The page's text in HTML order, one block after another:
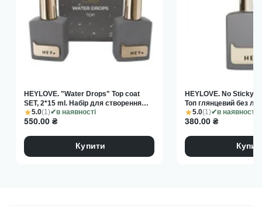
5.0(1) в наявності
HEYLOVE. "Water Drops" Top coat
SET, 2*15 ml. Набір для створення
ефекту роси
550.00 ₴
Купити
5.0(1) в наявності
HEYLOVE. No Sticky
Топ глянцевий без
380.00 ₴